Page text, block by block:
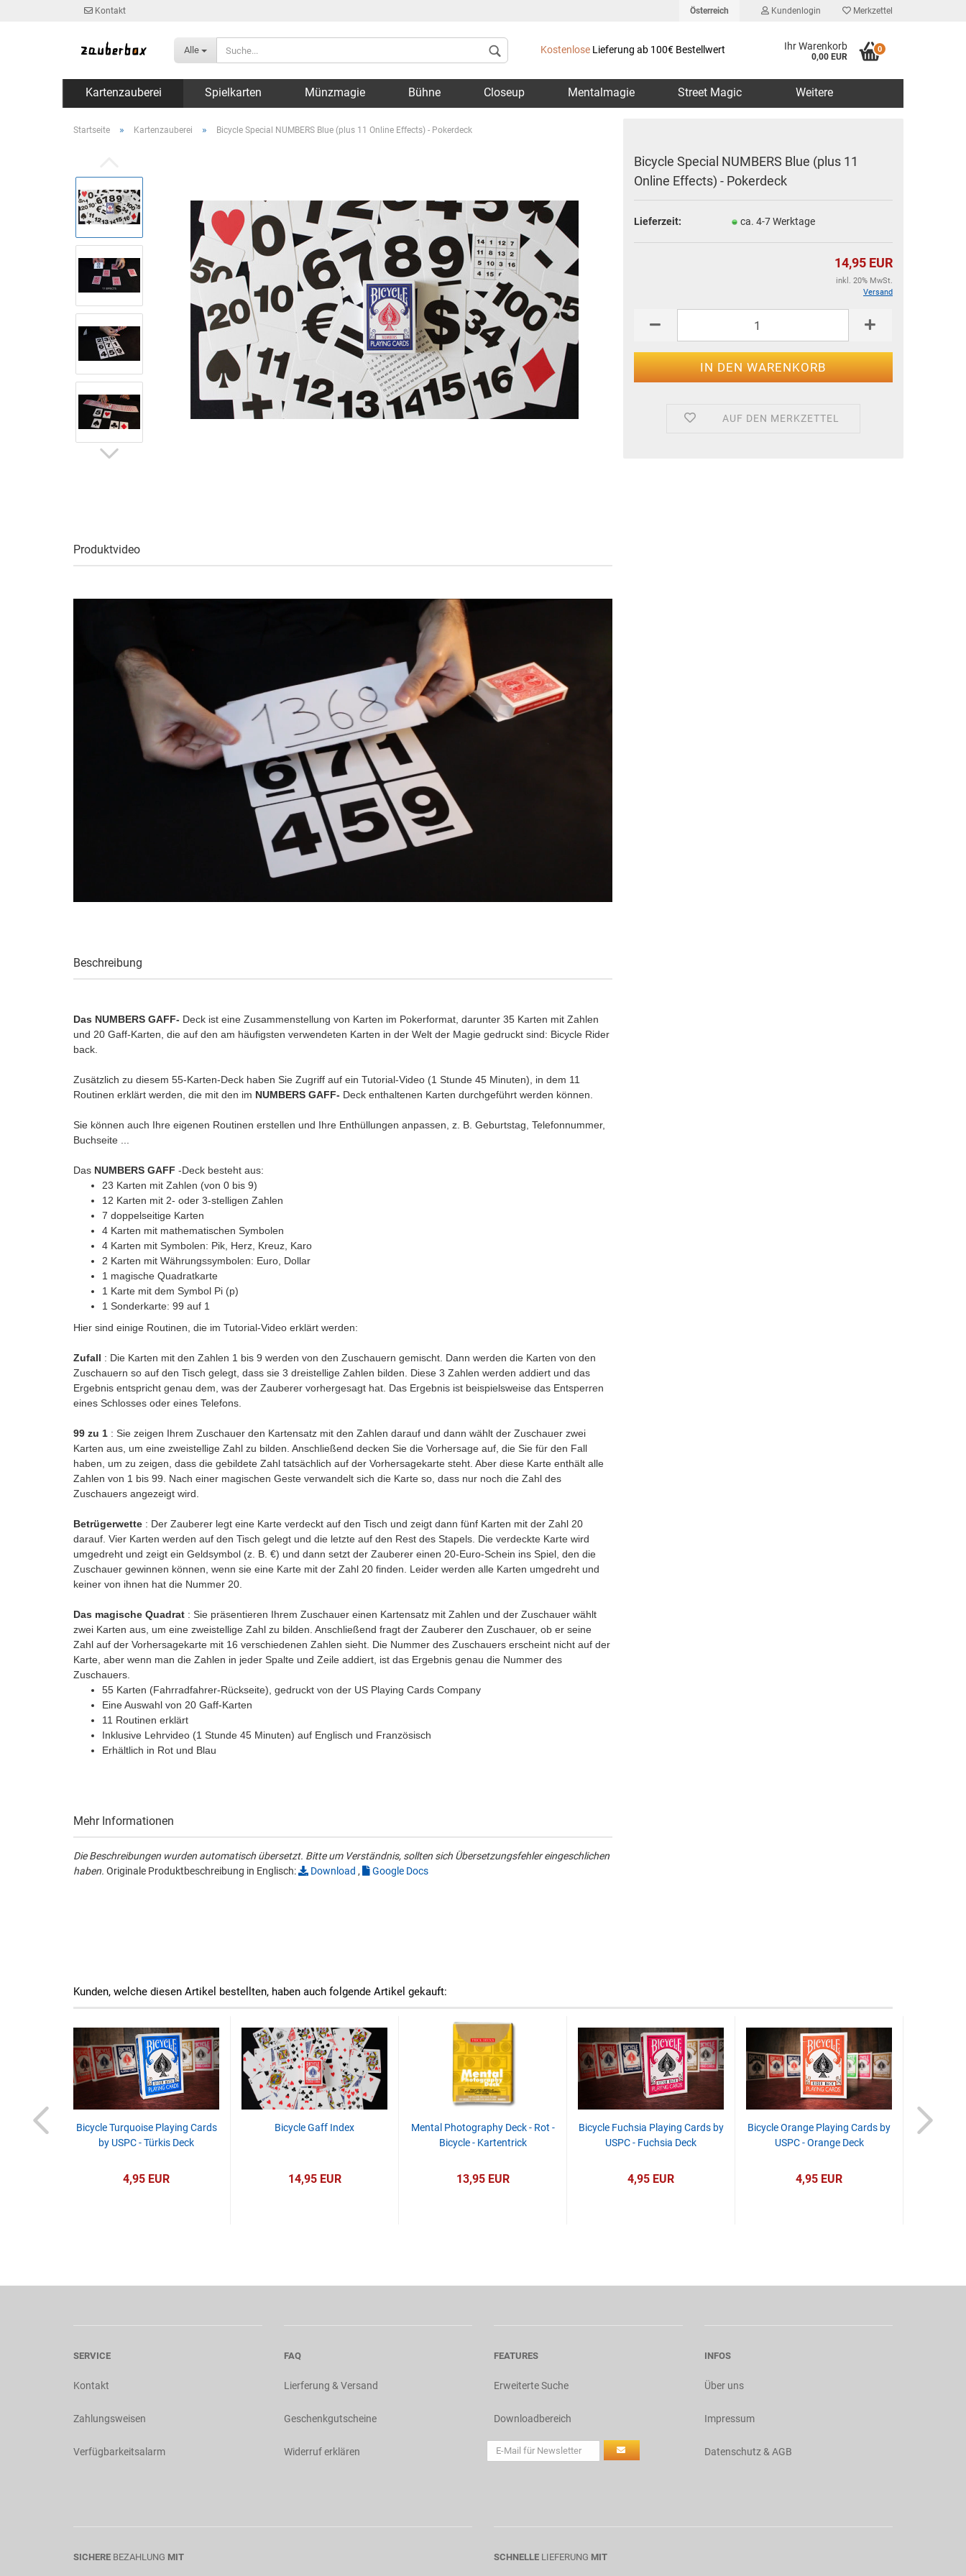
Kontakt Österreich
Lieferland
Kundenlogin Merkzettel
Alle Kostenlose Lieferung ab 100€ Bestellwert Ihr Warenkorb
0,00 EUR
0
Kartenzauberei Spielkarten Münzmagie Bühne Closeup Mentalmagie Street Magic Weitere
Startseite » Kartenzauberei » Bicycle Special NUMBERS Blue (plus 11 Online Effects) - Pokerdeck
Bicycle Special NUMBERS Blue (plus 11
Online Effects) - Pokerdeck
Lieferzeit: ca. 4-7 Werktage
14,95 EUR
inkl. 20% MwSt.
Versand
AUF DEN MERKZETTEL
Produktvideo
Beschreibung
Das NUMBERS GAFF- Deck ist eine Zusammenstellung von Karten im Pokerformat, darunter 35 Karten mit Zahlen
und 20 Gaff-Karten, die auf den am häufigsten verwendeten Karten in der Welt der Magie gedruckt sind: Bicycle Rider
back.
Zusätzlich zu diesem 55-Karten-Deck haben Sie Zugriff auf ein Tutorial-Video (1 Stunde 45 Minuten), in dem 11
Routinen erklärt werden, die mit den im NUMBERS GAFF- Deck enthaltenen Karten durchgeführt werden können.
Sie können auch Ihre eigenen Routinen erstellen und Ihre Enthüllungen anpassen, z. B. Geburtstag, Telefonnummer,
Buchseite ...
Das NUMBERS GAFF -Deck besteht aus:
23 Karten mit Zahlen (von 0 bis 9)
12 Karten mit 2- oder 3-stelligen Zahlen
7 doppelseitige Karten
4 Karten mit mathematischen Symbolen
4 Karten mit Symbolen: Pik, Herz, Kreuz, Karo
2 Karten mit Währungssymbolen: Euro, Dollar
1 magische Quadratkarte
1 Karte mit dem Symbol Pi (p)
1 Sonderkarte: 99 auf 1
Hier sind einige Routinen, die im Tutorial-Video erklärt werden:
Zufall : Die Karten mit den Zahlen 1 bis 9 werden von den Zuschauern gemischt. Dann werden die Karten von den
Zuschauern so auf den Tisch gelegt, dass sie 3 dreistellige Zahlen bilden. Diese 3 Zahlen werden addiert und das
Ergebnis entspricht genau dem, was der Zauberer vorhergesagt hat. Das Ergebnis ist beispielsweise das Entsperren
eines Schlosses oder eines Telefons.
99 zu 1 : Sie zeigen Ihrem Zuschauer den Kartensatz mit den Zahlen darauf und dann wählt der Zuschauer zwei
Karten aus, um eine zweistellige Zahl zu bilden. Anschließend decken Sie die Vorhersage auf, die Sie für den Fall
haben, um zu zeigen, dass die gebildete Zahl tatsächlich auf der Vorhersagekarte steht. Aber diese Karte enthält alle
Zahlen von 1 bis 99. Nach einer magischen Geste verwandelt sich die Karte so, dass nur noch die Zahl des
Zuschauers angezeigt wird.
Betrügerwette : Der Zauberer legt eine Karte verdeckt auf den Tisch und zeigt dann fünf Karten mit der Zahl 20
darauf. Vier Karten werden auf den Tisch gelegt und die letzte auf den Rest des Stapels. Die verdeckte Karte wird
umgedreht und zeigt ein Geldsymbol (z. B. €) und dann setzt der Zauberer einen 20-Euro-Schein ins Spiel, den die
Zuschauer gewinnen können, wenn sie eine Karte mit der Zahl 20 finden. Leider werden alle Karten umgedreht und
keiner von ihnen hat die Nummer 20.
Das magische Quadrat : Sie präsentieren Ihrem Zuschauer einen Kartensatz mit Zahlen und der Zuschauer wählt
zwei Karten aus, um eine zweistellige Zahl zu bilden. Anschließend fragt der Zauberer den Zuschauer, ob er seine
Zahl auf der Vorhersagekarte mit 16 verschiedenen Zahlen sieht. Die Nummer des Zuschauers erscheint nicht auf der
Karte, aber wenn man die Zahlen in jeder Spalte und Zeile addiert, ist das Ergebnis genau die Nummer des
Zuschauers.
55 Karten (Fahrradfahrer-Rückseite), gedruckt von der US Playing Cards Company
Eine Auswahl von 20 Gaff-Karten
11 Routinen erklärt
Inklusive Lehrvideo (1 Stunde 45 Minuten) auf Englisch und Französisch
Erhältlich in Rot und Blau
Mehr Informationen
Die Beschreibungen wurden automatisch übersetzt. Bitte um Verständnis, sollten sich Übersetzungsfehler eingeschlichen
haben. Originale Produktbeschreibung in Englisch: Download , Google Docs
Kunden, welche diesen Artikel bestellten, haben auch folgende Artikel gekauft:
Cards by
Bicycle Turquoise Playing Cards
by USPC - Türkis Deck
4,95 EUR
Bicycle Gaff Index
14,95 EUR
Mental Photography Deck - Rot -
Bicycle - Kartentrick
13,95 EUR
Bicycle Fuchsia Playing Cards by
USPC - Fuchsia Deck
4,95 EUR
Bicycle Orange Playing Cards by
USPC - Orange Deck
4,95 EUR
Invisible
SERVICE
Kontakt
Zahlungsweisen
Verfügbarkeitsalarm
FAQ
Lierferung & Versand
Geschenkgutscheine
Widerruf erklären
FEATURES
Erweiterte Suche
Downloadbereich
INFOS
Über uns
Impressum
Datenschutz & AGB
SICHERE BEZAHLUNG MIT SCHNELLE LIEFERUNG MIT